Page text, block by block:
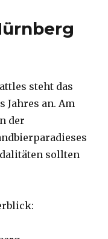
steht das
Jahres an. Am
der
sollten